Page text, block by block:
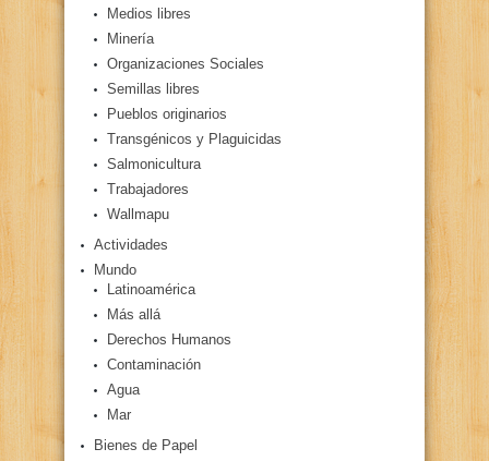
Medios libres
Minería
Organizaciones Sociales
Semillas libres
Pueblos originarios
Transgénicos y Plaguicidas
Salmonicultura
Trabajadores
Wallmapu
Actividades
Mundo
Latinoamérica
Más allá
Derechos Humanos
Contaminación
Agua
Mar
Bienes de Papel